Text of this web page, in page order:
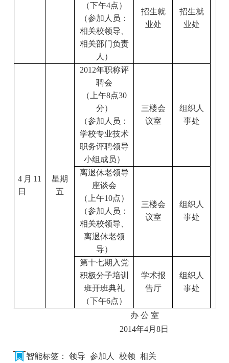
（下午4点）
（参加人员：
相关校领导、
相关部门负责
人）
招生就
业处
招生就
业处
4 月 11
日
星期
五
2012年职称评
聘会
（上午8点30
分）
（参加人员：
学校专业技术
职务评聘领导
小组成员）
三楼会
议室
组织人
事处
离退休老领导
座谈会
（上午10点）
（参加人员：
相关校领导、
离退休老领
导）
三楼会
议室
组织人
事处
第十七期入党
积极分子培训
班开班典礼
（下午6点）
学术报
告厅
组织人
事处
办 公 室
2014年4月8日
智能标签： 领导 参加人 校领 相关